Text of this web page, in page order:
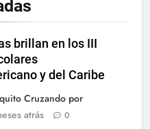
brillan en los III
y del Caribe
Cruzando por
atrás 0